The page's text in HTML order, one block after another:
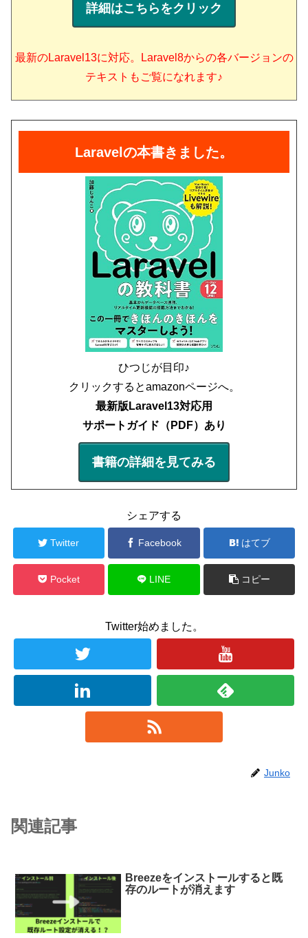
詳細はこちらをクリック
最新のLaravel13に対応。Laravel8からの各バージョンの
テキストもご覧になれます♪
Laravelの本書きました。
ひつじが目印♪
クリックするとamazonページへ。
最新版Laravel13対応用
サポートガイド（PDF）あり
書籍の詳細を見てみる
シェアする
Twitter Facebook はてブ
Pocket LINE コピー
Twitter始めました。
Junko
関連記事
Breezeをインストールすると既
存のルートが消えます